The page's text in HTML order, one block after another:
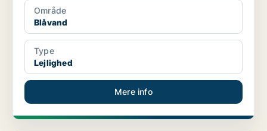
Område
Blåvand
Type
Lejlighed
Mere info